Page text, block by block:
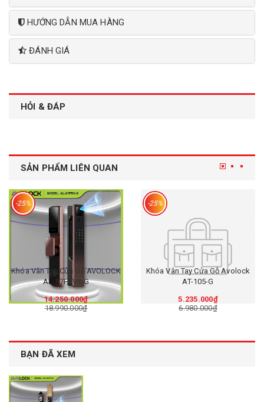
HƯỚNG DẪN MUA HÀNG
ĐÁNH GIÁ
HỎI & ĐÁP
SẢN PHẨM LIÊN QUAN
-25%
Khóa Vân Tay Cửa Gỗ AVOLOCK
AL-87FRVT-G
14.250.000₫
18.990.000₫
-25%
Khóa Vân Tay Cửa Gỗ Avolock
AT-105-G
5.235.000₫
6.980.000₫
BẠN ĐÃ XEM